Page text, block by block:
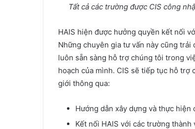
Tất cả các trường được CIS công
HAIS hiện được hưởng quyền kết nối
Những chuyên gia tư vấn này cũng
luôn sẵn sàng hỗ trợ chúng tôi trong
hoạch của mình. CIS sẽ tiếp tục hỗ
giới thông qua:
Hướng dẫn xây dựng và thực hiện
Kết nối HAIS với các trường thành